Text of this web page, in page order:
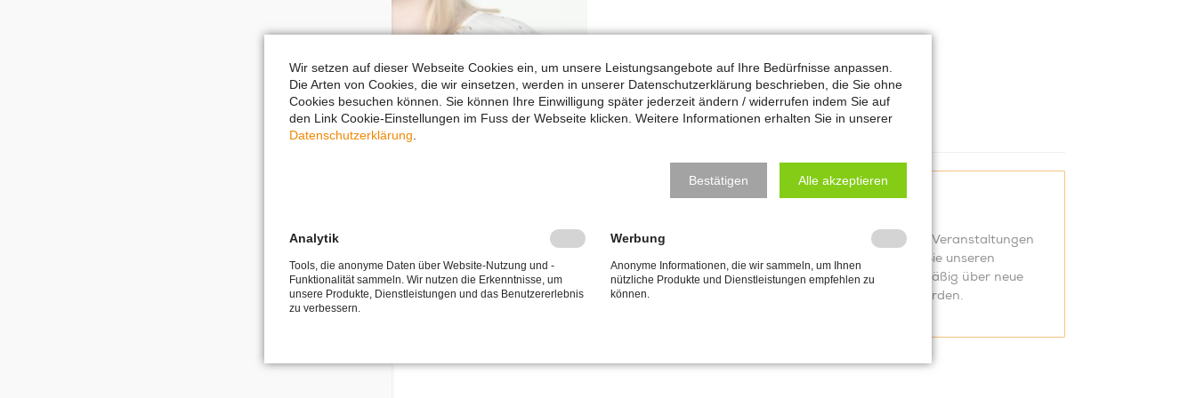
Kurse
Im Moment sind keine Veranstaltungen
geplant. Abonnieren Sie unseren
Newsletterum regelmäßig über neue
Kurse informiert zu werden.
Wir setzen auf dieser Webseite Cookies ein, um unsere Leistungsangebote auf Ihre Bedürfnisse anpassen.
Die Arten von Cookies, die wir einsetzen, werden in unserer Datenschutzerklärung beschrieben, die Sie ohne
Cookies besuchen können. Sie können Ihre Einwilligung später jederzeit ändern / widerrufen indem Sie auf
den Link Cookie-Einstellungen im Fuss der Webseite klicken. Weitere Informationen erhalten Sie in unserer
Datenschutzerklärung
Bestätigen Alle akzeptieren
Analytik
Tools, die anonyme Daten über Website-Nutzung und -
Funktionalität sammeln. Wir nutzen die Erkenntnisse, um
unsere Produkte, Dienstleistungen und das Benutzererlebnis
zu verbessern.
Werbung
Anonyme Informationen, die wir sammeln, um Ihnen
nützliche Produkte und Dienstleistungen empfehlen zu
können.